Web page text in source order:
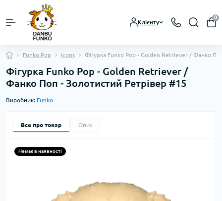
Клієнту
0
Funko Pop Icons Фігурка Funko Pop - Golden Retriever / Фанко
Фігурка Funko Pop - Golden Retriever /
Фанко Поп - Золотистий Ретрівер #15
Виробник: Funko
Все про товар Опис
Немає в наявності